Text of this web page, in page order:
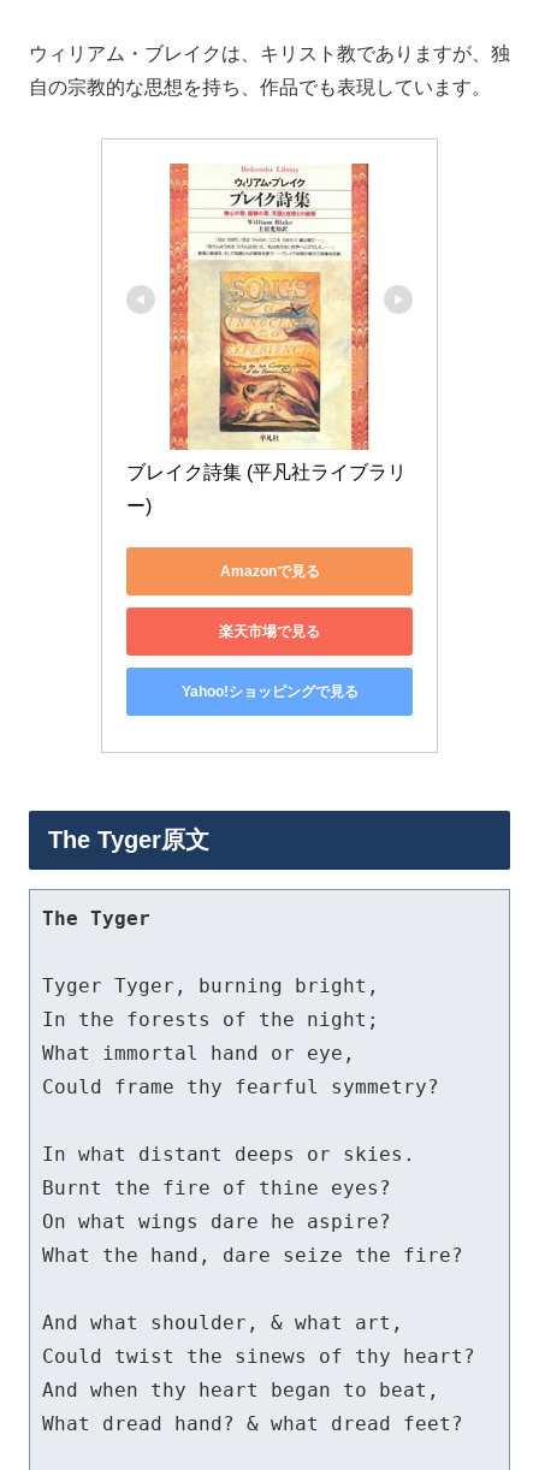
ウィリアム・ブレイクは、キリスト教でありますが、独
自の宗教的な思想を持ち、作品でも表現しています。
ブレイク詩集 (平凡社ライブラリ
ー)
Amazonで見る
楽天市場で見る
Yahoo!ショッピングで見る
The Tyger原文
The Tyger
Tyger Tyger, burning bright,
In the forests of the night;
What immortal hand or eye,
Could frame thy fearful symmetry?
In what distant deeps or skies.
Burnt the fire of thine eyes?
On what wings dare he aspire?
What the hand, dare seize the fire?
And what shoulder, & what art,
Could twist the sinews of thy heart?
And when thy heart began to beat,
What dread hand? & what dread feet?